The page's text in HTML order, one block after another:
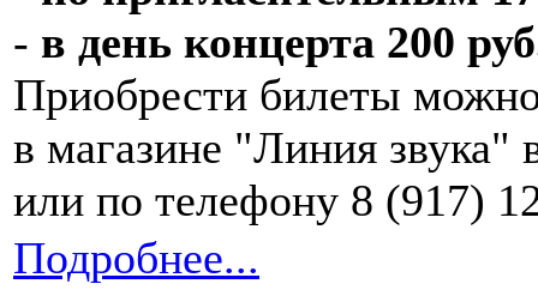
- в день концерта 200
Приобрести билеты
в магазине "Линия
или по телефону 8 (917)
Подробнее...